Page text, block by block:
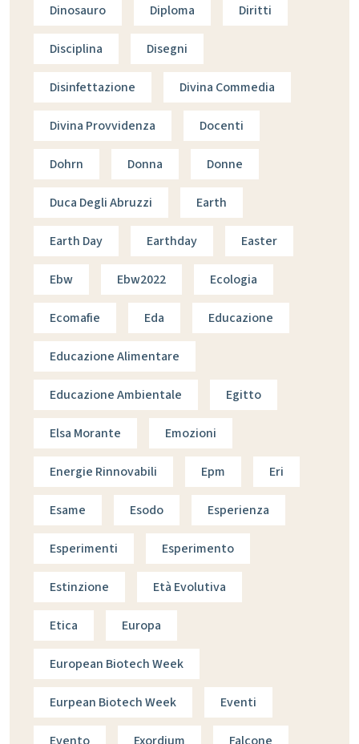
Dinosauro Diploma Diritti
Disciplina Disegni
Disinfettazione Divina Commedia
Divina Provvidenza Docenti
Dohrn Donna Donne
Duca Degli Abruzzi Earth
Earth Day Earthday Easter
Ebw Ebw2022 Ecologia
Ecomafie Eda Educazione
Educazione Alimentare
Educazione Ambientale Egitto
Elsa Morante Emozioni
Energie Rinnovabili Epm Eri
Esame Esodo Esperienza
Esperimenti Esperimento
Estinzione Età Evolutiva
Etica Europa
European Biotech Week
Eurpean Biotech Week Eventi